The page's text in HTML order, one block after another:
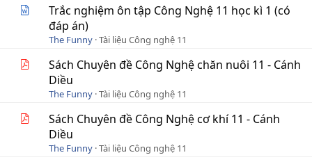
Trắc nghiệm ôn tập Công Nghệ 11 học kì 1 (có
đáp án)
The Funny Tài liệu Công nghệ 11
Sách Chuyên đề Công Nghệ chăn nuôi 11 - Cánh
Diều
The Funny Tài liệu Công nghệ 11
Sách Chuyên đề Công Nghệ cơ khí 11 - Cánh
Diều
The Funny Tài liệu Công nghệ 11